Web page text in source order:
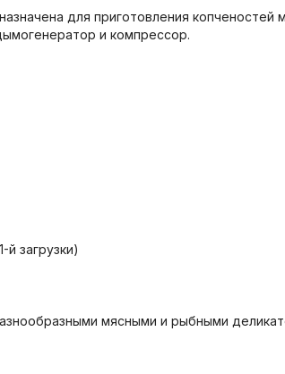
для приготовления
и компрессор.
загрузки)
мясными и рыбными